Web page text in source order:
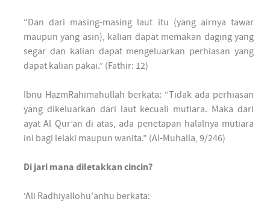
“Dan dari masing-masing laut itu (yang airnya tawar
maupun yang asin), kalian dapat memakan daging yang
segar dan kalian dapat mengeluarkan perhiasan yang
dapat kalian pakai.” (Fathir: 12)
Ibnu HazmRahimahullah berkata: “Tidak ada perhiasan
yang dikeluarkan dari laut kecuali mutiara. Maka dari
ayat Al Qur’an di atas, ada penetapan halalnya mutiara
ini bagi lelaki maupun wanita.” (Al-Muhalla, 9/246)
Di jari mana diletakkan cincin?
‘Ali Radhiyallohu'anhu berkata: